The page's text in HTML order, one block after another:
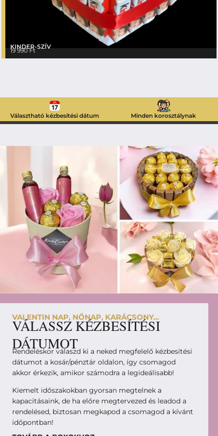
KINDER-SZÍV
19 990Ft
Választható kézbesítési dátum Minden korosztálynak
VALENTIN NAP, NŐNAP, KARÁCSONY...
VÁLASSZ KÉZBESÍTÉSI
DÁTUMOT
Rendeléskor válaszd ki a neked megfelelő kézbesítési
dátumot a kosár/pénztár oldalon, így csomagod
akkor érkezik, amikor számodra a legideálisabb!
Kiemelt időszakokban gyorsan megtelnek a
kapacitásaink, de ha előre megtervezed és leadod a
rendelésed, biztosan megkapod a csomagod a kívánt
időpontban!